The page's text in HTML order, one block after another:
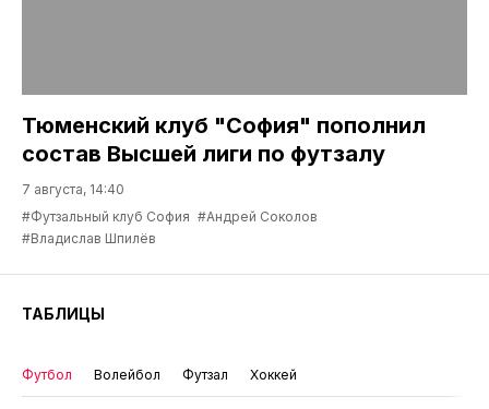
Тюменский клуб "София" пополнил
состав Высшей лиги по футзалу
7 августа, 14:40
#Футзальный клуб София #Андрей Соколов
#Владислав Шпилёв
ТАБЛИЦЫ
Футбол Волейбол Футзал Хоккей